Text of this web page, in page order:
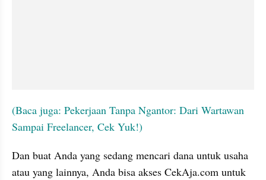
(Baca juga: Pekerjaan Tanpa Ngantor: Dari Wartawan
Sampai Freelancer, Cek Yuk!)
Dan buat Anda yang sedang mencari dana untuk usaha
atau yang lainnya, Anda bisa akses CekAja.com untuk